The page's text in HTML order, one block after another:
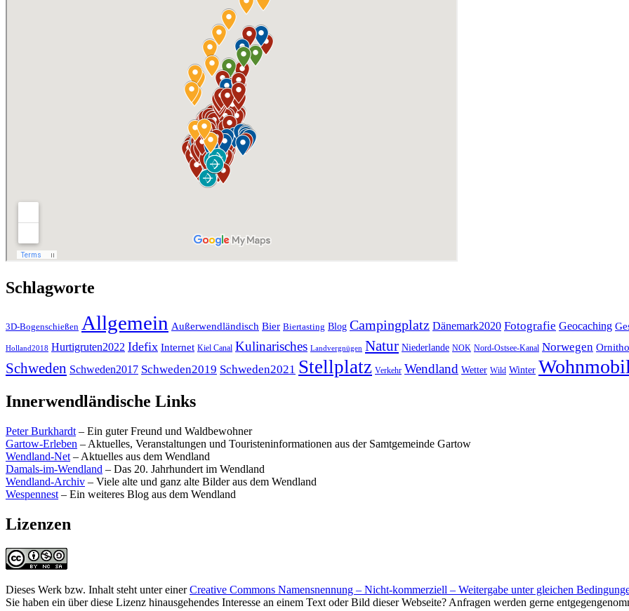
Schlagworte
3D-Bogenschießen Allgemein Außerwendländisch Bier Biertasting Blog Campingplatz Dänemark2020 Fotografie Geocaching
Holland2018 Hurtigruten2022 Idefix Internet Kiel Canal Kulinarisches Landvergnügen Natur Niederlande NOK Nord-Ostsee-Kanal Norwegen
Schweden Schweden2017 Schweden2019 Schweden2021 Stellplatz Verkehr Wendland Wetter Wild Winter
Innerwendländische Links
Peter Burkhardt – Ein guter Freund und Waldbewohner
Gartow-Erleben – Aktuelles, Veranstaltungen und Touristeninformationen aus der Samtgemeinde Gartow
Wendland-Net – Aktuelles aus dem Wendland
Damals-im-Wendland – Das 20. Jahrhundert im Wendland
Wendland-Archiv – Viele alte und ganz alte Bilder aus dem Wendland
Wespennest – Ein weiteres Blog aus dem Wendland
Lizenzen
Dieses Werk bzw. Inhalt steht unter einerCreative Commons Namensnennung – Nicht-kommerziell – Weitergabe unter gleichen
Sie haben ein über diese Lizenz hinausgehendes Interesse an einem Text oder Bild dieser Webseite? Anfragen werden gerne